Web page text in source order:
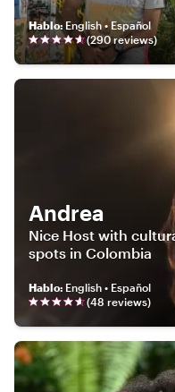
Hablo: English • Español
(290 reviews)
Andrea
Nice Host with
spots in Colombia
Hablo: English • Español
(48 reviews)